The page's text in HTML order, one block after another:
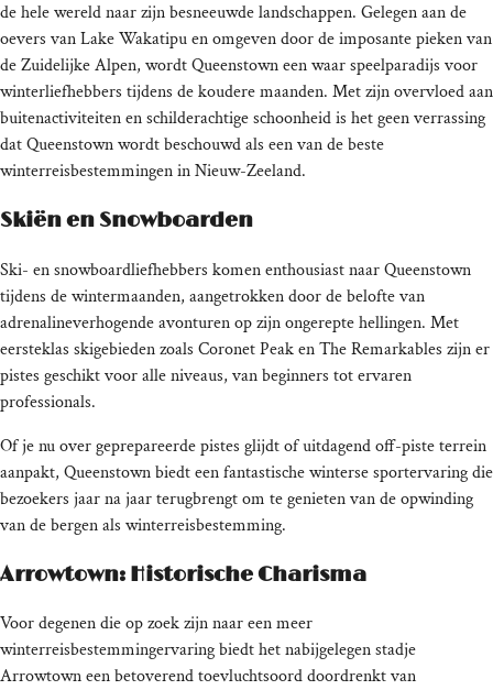
de hele wereld naar zijn besneeuwde landschappen. Gelegen aan de
oevers van Lake Wakatipu en omgeven door de imposante pieken van
de Zuidelijke Alpen, wordt Queenstown een waar speelparadijs voor
winterliefhebbers tijdens de koudere maanden. Met zijn overvloed aan
buitenactiviteiten en schilderachtige schoonheid is het geen verrassing
dat Queenstown wordt beschouwd als een van de beste
winterreisbestemmingen in Nieuw-Zeeland.
Skiën en Snowboarden
Ski- en snowboardliefhebbers komen enthousiast naar Queenstown
tijdens de wintermaanden, aangetrokken door de belofte van
adrenalineverhogende avonturen op zijn ongerepte hellingen. Met
eersteklas skigebieden zoals Coronet Peak en The Remarkables zijn er
pistes geschikt voor alle niveaus, van beginners tot ervaren
professionals.
Of je nu over geprepareerde pistes glijdt of uitdagend off-piste terrein
aanpakt, Queenstown biedt een fantastische winterse sportervaring die
bezoekers jaar na jaar terugbrengt om te genieten van de opwinding
van de bergen als winterreisbestemming.
Arrowtown: Historische Charisma
Voor degenen die op zoek zijn naar een meer
winterreisbestemmingervaring biedt het nabijgelegen stadje
Arrowtown een betoverend toevluchtsoord doordrenkt van